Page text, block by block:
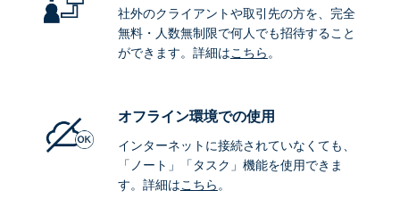
社外のクライアントや取引先の方を、完全
無料・人数無制限で何人でも招待すること
ができます。詳細はこちら。
オフライン環境での使用
インターネットに接続されていなくても、
「ノート」「タスク」機能を使用できま
す。詳細はこちら。